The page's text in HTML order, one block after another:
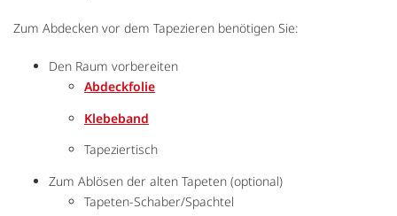
Zum Abdecken vor dem Tapezieren benötigen Sie:
Den Raum vorbereiten
Abdeckfolie
Klebeband
Tapeziertisch
Zum Ablösen der alten Tapeten (optional)
Tapeten-Schaber/Spachtel